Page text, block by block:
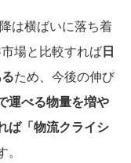
は横ばいに落ち着
場と比較すれば日
ため、今後の伸び
運べる物量を増や
ば「物流クライシ